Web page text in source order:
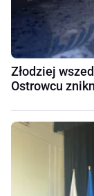
Złodziej
Ostrowcu